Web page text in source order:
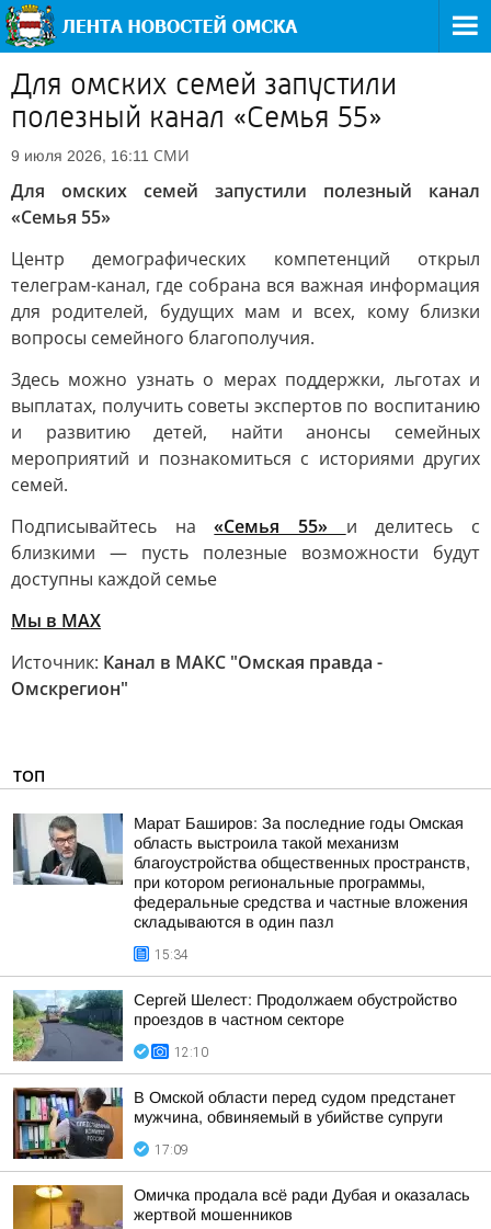
Для омских семей запустили
полезный канал «Семья 55»
9 июля 2026, 16:11 СМИ
Для омских семей запустили полезный канал
«Семья 55»
Центр демографических компетенций открыл
телеграм-канал, где собрана вся важная информация
для родителей, будущих мам и всех, кому близки
вопросы семейного благополучия.
Здесь можно узнать о мерах поддержки, льготах и
выплатах, получить советы экспертов по воспитанию
и развитию детей, найти анонсы семейных
мероприятий и познакомиться с историями других
семей.
Подписывайтесь на«Семья 55» и делитесь с
близкими — пусть полезные возможности будут
доступны каждой семье
Мы в MAX
Источник: Канал в МАКС "Омская правда -
Омскрегион"
ТОП
Марат Баширов: За последние годы Омская
область выстроила такой механизм
благоустройства общественных пространств,
при котором региональные программы,
федеральные средства и частные вложения
складываются в один пазл
15:34
Сергей Шелест: Продолжаем обустройство
проездов в частном секторе
12:10
В Омской области перед судом предстанет
мужчина, обвиняемый в убийстве супруги
17:09
Омичка продала всё ради Дубая и оказалась
жертвой мошенников